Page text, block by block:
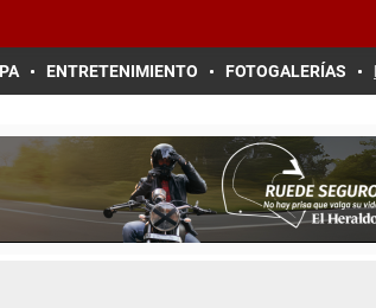
ENTRETENIMIENTO FOTOGALERÍAS